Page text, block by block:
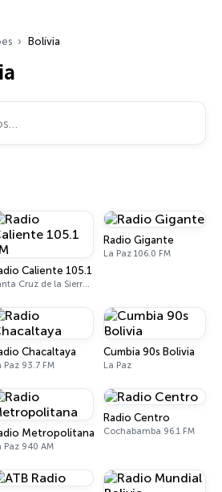
Bolívia
Caliente 105.1 FM
Santa Cruz de la Sierra 105.1 FM
Radio Gigante
La Paz 106.0 FM
Chacaltaya
Paz 93.7 FM
Cumbia 90s Bolivia
La Paz
Metropolitana
Paz 940 AM
Radio Centro
Cochabamba 96.1 FM